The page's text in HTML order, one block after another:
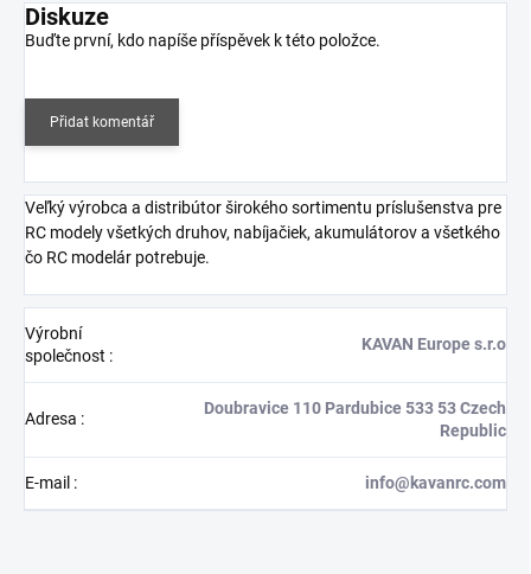
Diskuze
Buďte první, kdo napíše příspěvek k této položce.
Přidat komentář
Veľký výrobca a distribútor širokého sortimentu príslušenstva pre
RC modely všetkých druhov, nabíjačiek, akumulátorov a všetkého
čo RC modelár potrebuje.
Výrobní
společnost :
KAVAN Europe s.r.o
Adresa :
Doubravice 110 Pardubice 533 53 Czech
Republic
E-mail : info@kavanrc.com